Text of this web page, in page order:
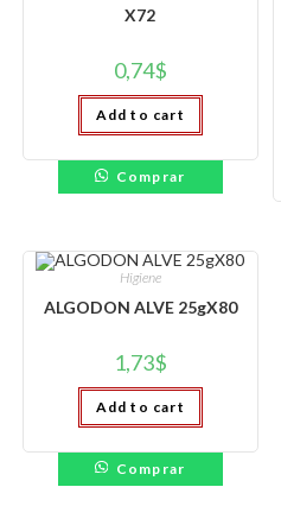
X72
0,74$
Add to cart
Comprar
Higiene
ALGODON ALVE 25gX80
1,73$
Add to cart
Comprar